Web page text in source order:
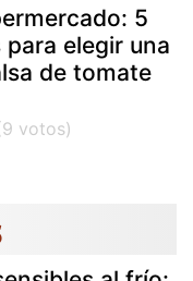
5
elegir una
de tomate